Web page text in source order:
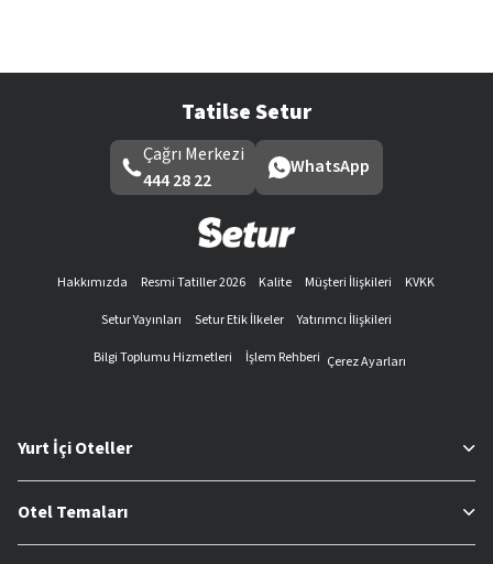
Tatilse Setur
Çağrı Merkezi
444 28 22
WhatsApp
Hakkımızda Resmi Tatiller 2026 Kalite Müşteri İlişkileri
KVKK
Setur Yayınları
Setur Etik İlkeler
Yatırımcı İlişkileri
Bilgi Toplumu Hizmetleri
İşlem Rehberi Çerez Ayarları
Yurt İçi Oteller
Otel Temaları